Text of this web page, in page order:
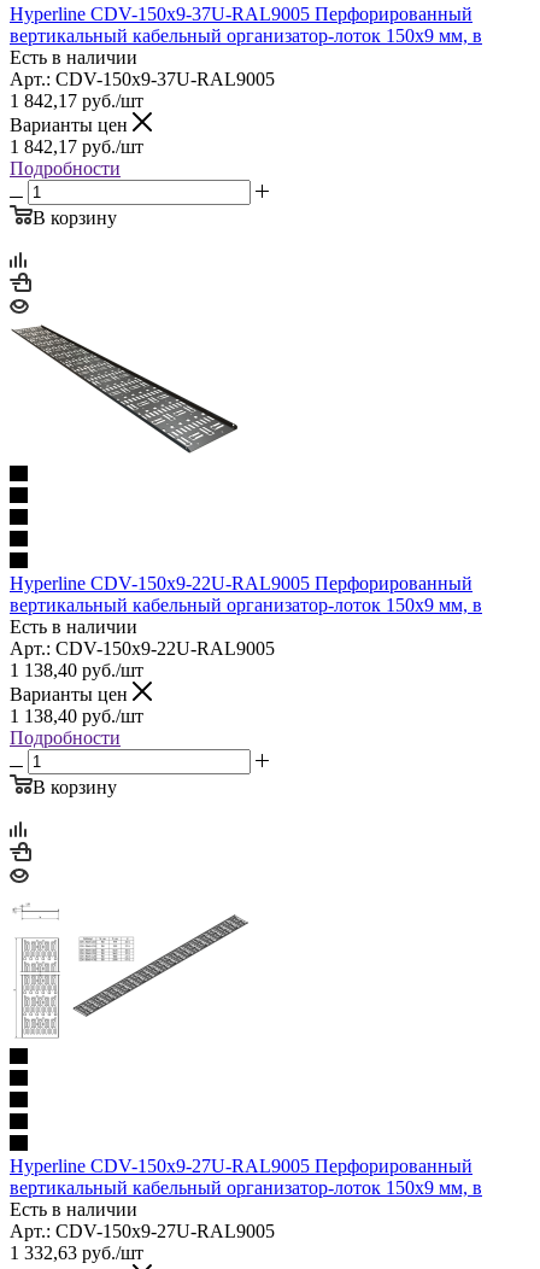
Hyperline CDV-150x9-37U-RAL9005 Перфорированный
вертикальный кабельный организатор-лоток 150х9 мм, в
Есть в наличии
Арт.: CDV-150x9-37U-RAL9005
1 842,17 руб./шт
Варианты цен
1 842,17 руб./шт
Подробности
В корзину
Hyperline CDV-150x9-22U-RAL9005 Перфорированный
вертикальный кабельный организатор-лоток 150х9 мм, в
Есть в наличии
Арт.: CDV-150x9-22U-RAL9005
1 138,40 руб./шт
Варианты цен
1 138,40 руб./шт
Подробности
В корзину
Hyperline CDV-150x9-27U-RAL9005 Перфорированный
вертикальный кабельный организатор-лоток 150х9 мм, в
Есть в наличии
Арт.: CDV-150x9-27U-RAL9005
1 332,63 руб./шт